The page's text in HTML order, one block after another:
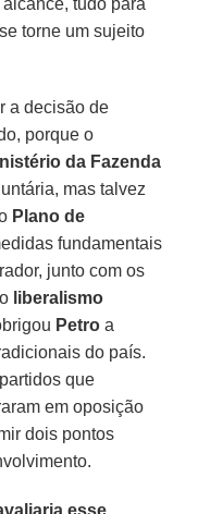
torne um sujeito
a decisão de
porque o
da Fazenda
mas talvez
Plano de
fundamentais
junto com os
liberalismo
Petro a
do país.
que
em oposição
dois pontos
esse